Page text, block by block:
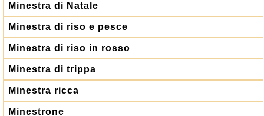
Minestra di Natale
Minestra di riso e pesce
Minestra di riso in rosso
Minestra di trippa
Minestra ricca
Minestrone